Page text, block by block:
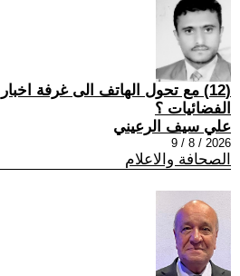
(12) مع تحول الهاتف الى غرفة
الفضائيات ؟
علي سيف الرعيني
2026 / 8 / 9
الصحافة والاعلام